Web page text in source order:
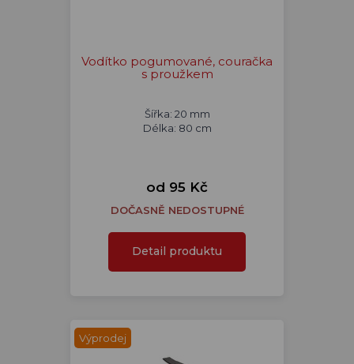
Vodítko pogumované, couračka
s proužkem
Šířka: 20 mm
Délka: 80 cm
od 95 Kč
DOČASNĚ NEDOSTUPNÉ
Detail produktu
Výprodej